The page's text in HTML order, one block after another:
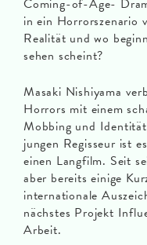
Coming-of-Age-
in ein Horrorszenario
Realität und wo
sehen scheint?
Masaki Nishiyama
Horrors mit einem
Mobbing und
jungen Regisseur ist
einen Langfilm. Seit
aber bereits einige
internationale
nächstes Projekt
Arbeit.